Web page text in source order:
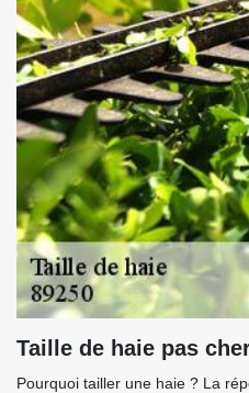
Taille de haie pas
Pourquoi tailler une haie ? La